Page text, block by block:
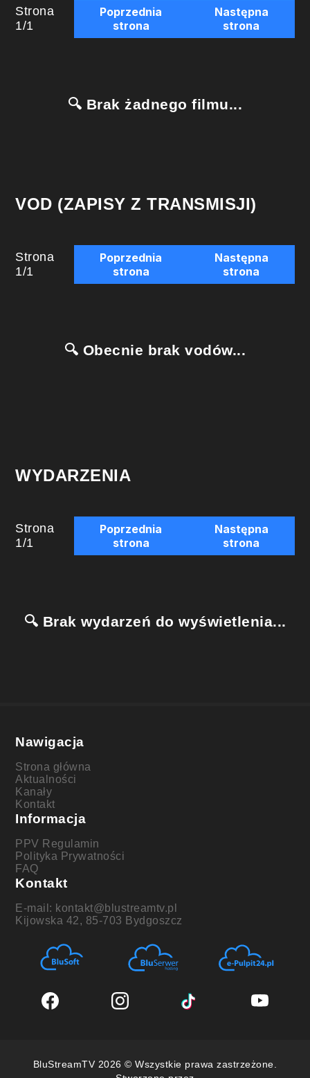
Strona
1/1
Poprzednia
strona
Następna
strona
🔍 Brak żadnego filmu...
VOD (ZAPISY Z TRANSMISJI)
Strona
1/1
Poprzednia
strona
Następna
strona
🔍 Obecnie brak vodów...
WYDARZENIA
Strona
1/1
Poprzednia
strona
Następna
strona
🔍 Brak wydarzeń do wyświetlenia...
Nawigacja
Strona główna
Aktualności
Kanały
Kontakt
Informacja
PPV Regulamin
Polityka Prywatności
FAQ
Kontakt
E-mail: kontakt@blustreamtv.pl
Kijowska 42, 85-703 Bydgoszcz
BluStreamTV 2026 © Wszystkie prawa zastrzeżone.